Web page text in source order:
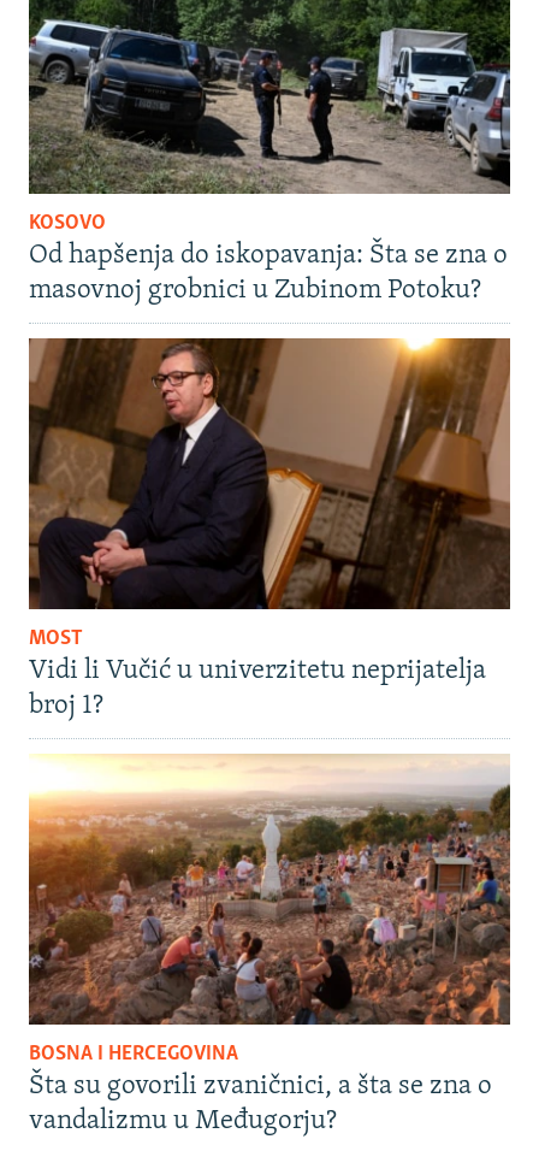
KOSOVO
Od hapšenja do iskopavanja: Šta se zna o
masovnoj grobnici u Zubinom Potoku?
MOST
Vidi li Vučić u univerzitetu neprijatelja
broj 1?
BOSNA I HERCEGOVINA
Šta su govorili zvaničnici, a šta se zna o
vandalizmu u Međugorju?